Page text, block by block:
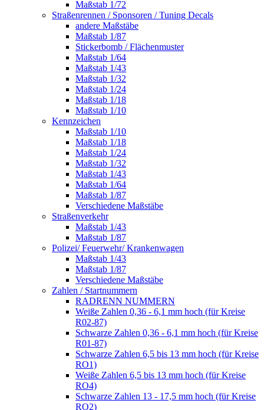
Maßstab 1/72
Straßenrennen / Sponsoren / Tuning Decals
andere Maßstäbe
Maßstab 1/87
Stickerbomb / Flächenmuster
Maßstab 1/64
Maßstab 1/43
Maßstab 1/32
Maßstab 1/24
Maßstab 1/18
Maßstab 1/10
Kennzeichen
Maßstab 1/10
Maßstab 1/18
Maßstab 1/24
Maßstab 1/32
Maßstab 1/43
Maßstab 1/64
Maßstab 1/87
Verschiedene Maßstäbe
Straßenverkehr
Maßstab 1/43
Maßstab 1/87
Polizei/ Feuerwehr/ Krankenwagen
Maßstab 1/43
Maßstab 1/87
Verschiedene Maßstäbe
Zahlen / Startnummern
RADRENN NUMMERN
Weiße Zahlen 0,36 - 6,1 mm hoch (für Kreise
R02-87)
Schwarze Zahlen 0,36 - 6,1 mm hoch (für Kreise
R01-87)
Schwarze Zahlen 6,5 bis 13 mm hoch (für Kreise
RO1)
Weiße Zahlen 6,5 bis 13 mm hoch (für Kreise
RO4)
Schwarze Zahlen 13 - 17,5 mm hoch (für Kreise
RO2)